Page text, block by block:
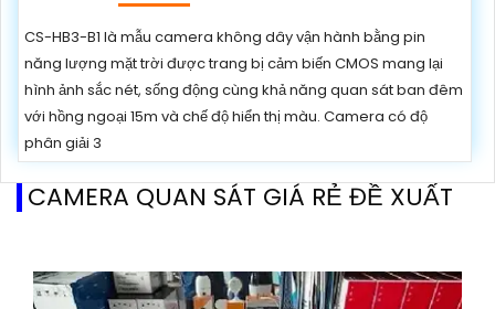
CS-HB3-B1 là mẫu camera không dây vận hành bằng pin
năng lượng mặt trời được trang bị cảm biến CMOS mang lại
hình ảnh sắc nét, sống động cùng khả năng quan sát ban đêm
với hồng ngoại 15m và chế độ hiển thị màu. Camera có độ
phân giải 3
CAMERA QUAN SÁT GIÁ RẺ ĐỀ XUẤT